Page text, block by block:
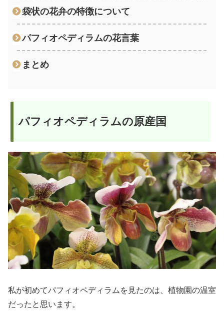
袋状の花弁の特徴について
パフィオペディラムの花言葉
まとめ
パフィオペディラムの原産国
私が初めてパフィオペディラムを見たのは、植物園の温室
だったと思います。